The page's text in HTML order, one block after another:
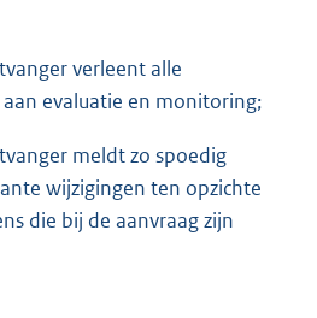
verleent alle
evaluatie en monitoring;
meldt zo spoedig
wijzigingen ten opzichte
die bij de aanvraag zijn